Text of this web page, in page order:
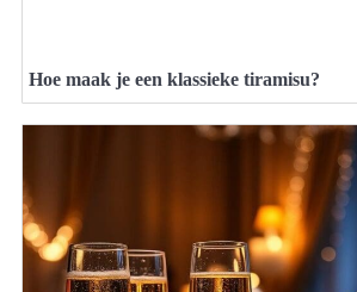
Hoe maak je een klassieke tiramisu?